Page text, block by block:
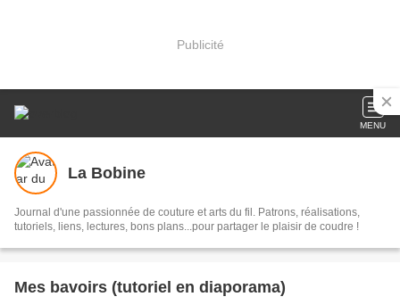
Publicité
MENU
La Bobine
Journal d'une passionnée de couture et arts du fil. Patrons, réalisations,
tutoriels, liens, lectures, bons plans...pour partager le plaisir de coudre !
Mes bavoirs (tutoriel en diaporama)